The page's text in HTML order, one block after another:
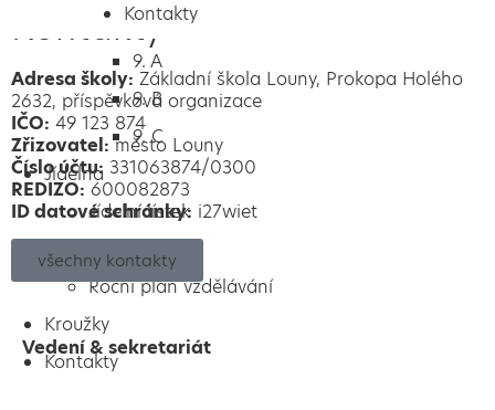
9. třída
9. A
9. B
9. C
Jídelna
Jídelní lístek
Družina
Roční plán vzdělávání
Kroužky
Kontakty
Kontakty
Kontakty
Adresa školy: Základní škola Louny, Prokopa Holého
2632, příspěvková organizace
IČO: 49 123 874
Zřizovatel:město Louny
Číslo účtu: 331063874/0300
REDIZO: 600082873
ID datové schránky: i27wiet
všechny kontakty
Vedení & sekretariát